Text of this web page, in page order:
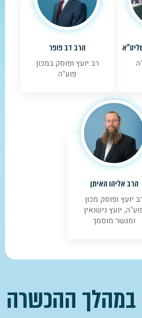
הרב דב פופר
רב יועץ ופוסק במכון
פוע"ה
הרב אליהו האיתן
יועץ ופוסק מכון
יועץ נישואין
ומגשר מוסמך
במהלך ההכשרה